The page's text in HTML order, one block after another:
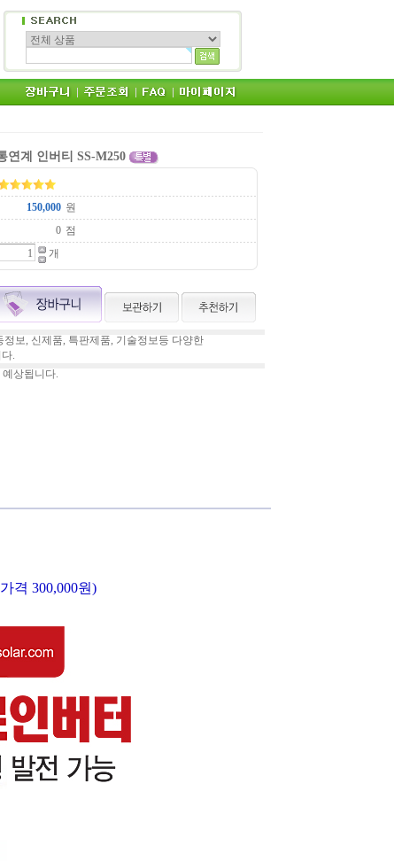
연계 인버티 SS-M250
원
점
개
정보, 신제품, 특판제품, 기술정보등 다양한
.
상됩니다.
격 300,000원)